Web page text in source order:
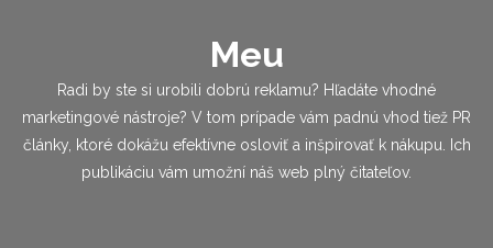
Meu
Radi by ste si urobili dobrú reklamu? Hľadáte vhodné
marketingové nástroje? V tom prípade vám padnú vhod tiež PR
články, ktoré dokážu efektívne osloviť a inšpirovať k nákupu. Ich
publikáciu vám umožní náš web plný čitateľov.